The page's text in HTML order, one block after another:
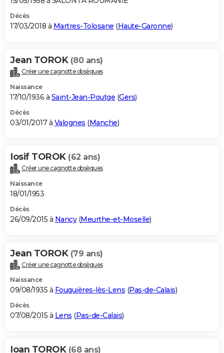
Décès
17/03/2018 à Martres-Tolosane (Haute-Garonne)
Jean TOROK (80 ans)
Créer une cagnotte obsèques
Naissance
17/10/1936 à Saint-Jean-Poutge (Gers)
Décès
03/01/2017 à Valognes (Manche)
Iosif TOROK (62 ans)
Créer une cagnotte obsèques
Naissance
18/01/1953
Décès
26/09/2015 à Nancy(Meurthe-et-Moselle)
Jean TOROK (79 ans)
Créer une cagnotte obsèques
Naissance
09/08/1935 à Fouquières-lès-Lens (Pas-de-Calais)
Décès
07/08/2015 à Lens (Pas-de-Calais)
Ioan TOROK (68 ans)